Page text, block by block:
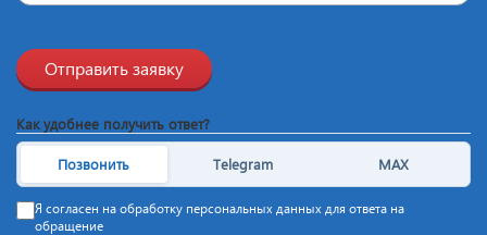
Отправить заявку
Как удобнее получить ответ?
Позвонить Telegram MAX
Я согласен на обработку персональных данных для ответа на
обращение